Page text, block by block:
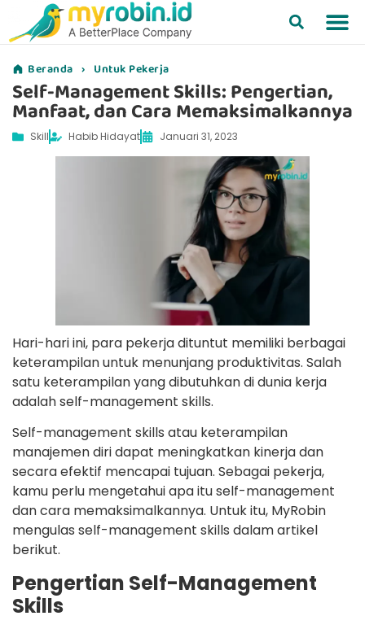
Beranda › Untuk Pekerja
Self-Management Skills: Pengertian,
Manfaat, dan Cara Memaksimalkannya
Skill Habib Hidayat Januari 31, 2023
Hari-hari ini, para pekerja dituntut memiliki berbagai
keterampilan untuk menunjang produktivitas. Salah
satu keterampilan yang dibutuhkan di dunia kerja
adalah self-management skills.
Self-management skills atau keterampilan
manajemen diri dapat meningkatkan kinerja dan
secara efektif mencapai tujuan. Sebagai pekerja,
kamu perlu mengetahui apa itu self-management
dan cara memaksimalkannya. Untuk itu, MyRobin
mengulas self-management skills dalam artikel
berikut.
Pengertian Self-Management
Skills